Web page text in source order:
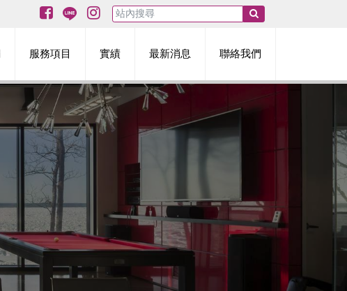
門系統
Janisol窗口
防火門系統
服務項目 實績 最新消息 聯絡我們